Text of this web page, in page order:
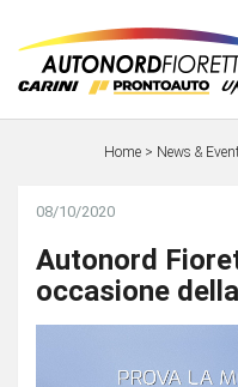
Home > News &
08/10/2020
Autonord
occasione